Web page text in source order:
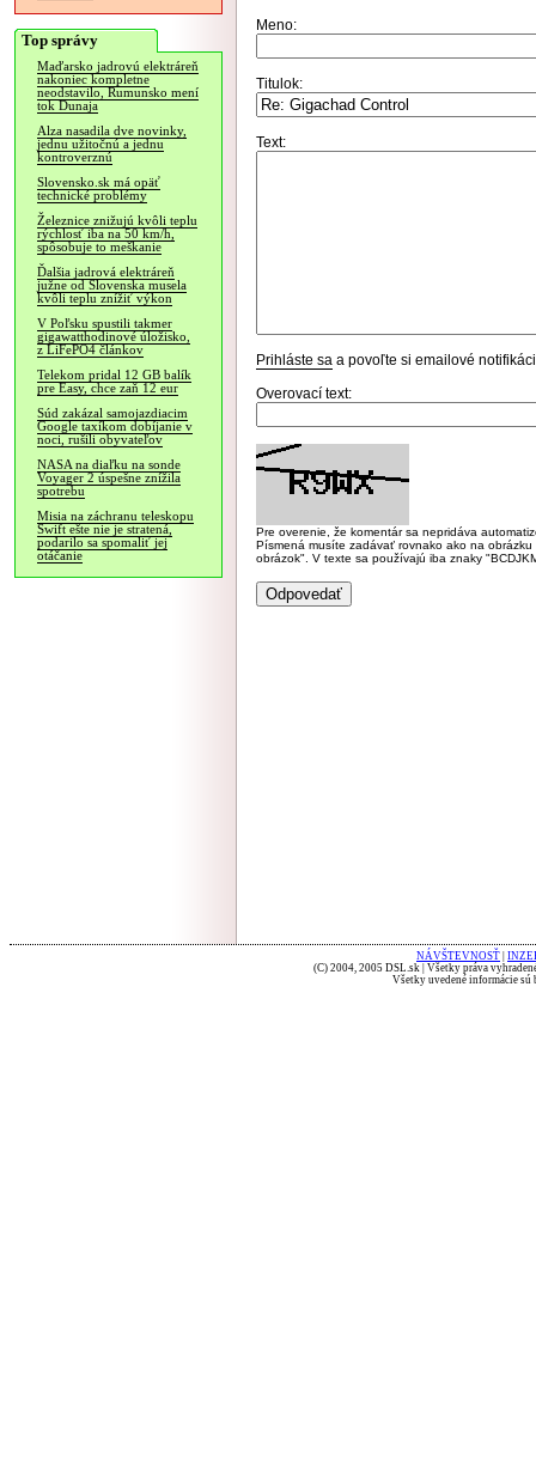
Top správy
Maďarsko jadrovú elektráreň
nakoniec kompletne
neodstavilo, Rumunsko mení
tok Dunaja
Alza nasadila dve novinky,
jednu užitočnú a jednu
kontroverznú
Slovensko.sk má opäť
technické problémy
Železnice znižujú kvôli teplu
rýchlosť iba na 50 km/h,
spôsobuje to meškanie
Ďalšia jadrová elektráreň
južne od Slovenska musela
kvôli teplu znížiť výkon
V Poľsku spustili takmer
gigawatthodinové úložisko,
z LiFePO4 článkov
Telekom pridal 12 GB balík
pre Easy, chce zaň 12 eur
Súd zakázal samojazdiacim
Google taxíkom dobíjanie v
noci, rušili obyvateľov
NASA na diaľku na sonde
Voyager 2 úspešne znížila
spotrebu
Misia na záchranu teleskopu
Swift ešte nie je stratená,
podarilo sa spomaliť jej
otáčanie
Meno:
Titulok:
Text:
Prihláste sa a povoľte si emailové
Overovací text:
Pre overenie, že komentár sa nepridáva
Písmená musíte zadávať rovnako ako na
obrázok". V texte sa používajú iba znaky
NÁVŠTEVNOSŤ
(C) 2004, 2005 DSL.sk | Všetky práva
Všetky uvedené informácie sú